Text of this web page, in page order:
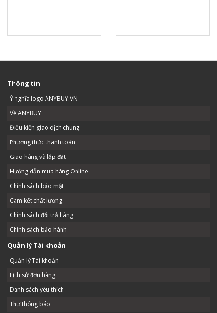
Thông tin
Ý nghĩa logo ANYBUY.VN
Về ANYBUY
Điều kiện giao dịch chung
Phương thức thanh toán
Giao hàng và lắp đặt
Hướng dẫn mua hàng Online
Chính sách bảo mật
Cam kết chất lượng
Chính sách đổi trả hàng
Chính sách bảo hành
Quản lý Tài khoản
Quản lý Tài khoản
Lịch sử đơn hàng
Danh sách yêu thích
Thư thông báo